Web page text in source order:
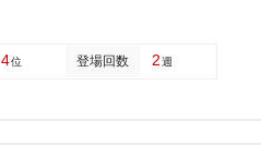
t
4位 登場回数 2週